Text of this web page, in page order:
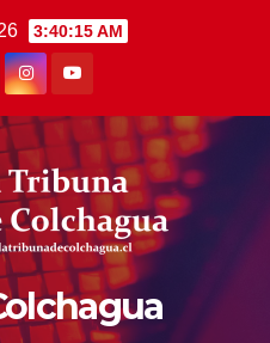
3:40:16 AM